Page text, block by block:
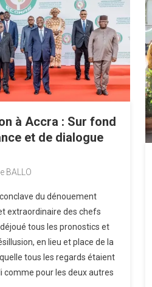
à Accra : Sur fond
et de dialogue
BALLO
du dénouement
extraordinaire des chefs
déjoué tous les pronostics et
en lieu et place de la
tous les regards étaient
comme pour les deux autres